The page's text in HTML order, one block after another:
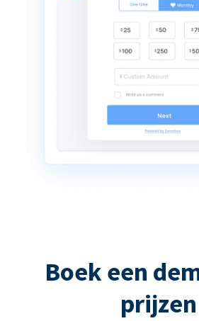
Boek een
prijzen